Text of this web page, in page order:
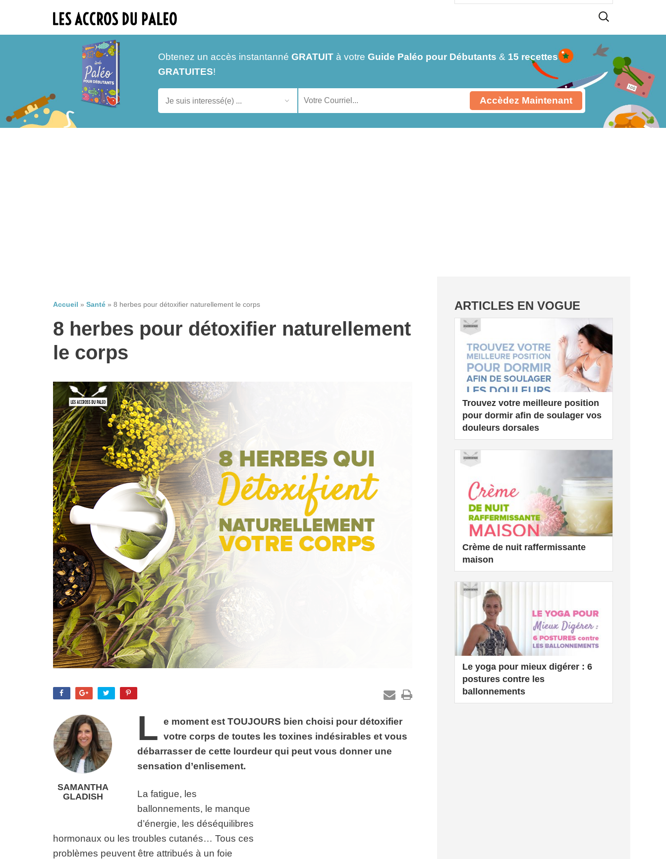
Obtenez un accès instantannéGRATUIT à votreGuide Paléo pour Débutants & 15 recettes
GRATUITES!
Accèdez Maintenant
Accueil » Santé » 8 herbes pour détoxifier naturellement le corps
8 herbes pour détoxifier naturellement
le corps
SAMANTHA
GLADISH
L e moment est TOUJOURS bien choisi pour détoxifier
votre corps de toutes les toxines indésirables et vous
débarrasser de cette lourdeur qui peut vous donner une
sensation d’enlisement.
La fatigue, les
ballonnements, le manque
d’énergie, les déséquilibres
hormonaux ou les troubles cutanés… Tous ces
problèmes peuvent être attribués à un foie
ARTICLES EN VOGUE
Trouvez votre meilleure position
pour dormir afin de soulager vos
douleurs dorsales
Crème de nuit raffermissante
maison
Le yoga pour mieux digérer : 6
postures contre les
ballonnements